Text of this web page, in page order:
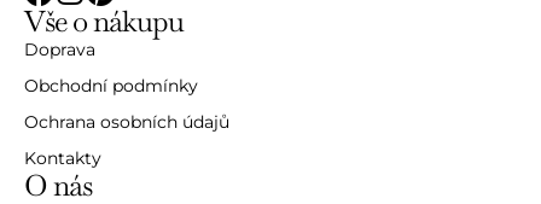
Vše o nákupu
Doprava
Obchodní podmínky
Ochrana osobních údajů
Kontakty
O nás